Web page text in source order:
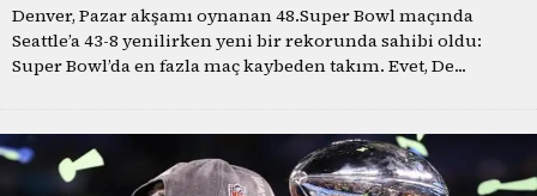
Denver, Pazar akşamı oynanan 48.Super Bowl maçında
Seattle’a 43-8 yenilirken yeni bir rekorunda sahibi oldu:
Super Bowl’da en fazla maç kaybeden takım. Evet, De...